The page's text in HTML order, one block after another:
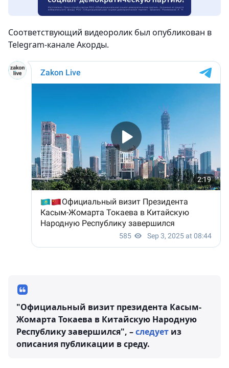
Соответствующий видеоролик был опубликован в
Telegram-канале Акорды.
"Официальный визит президента Касым-
Жомарта Токаева в Китайскую Народную
Республику завершился", –следует из
описания публикации в среду.